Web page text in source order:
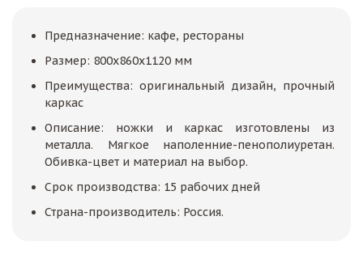
Предназначение: кафе, рестораны
Размер: 800х860х1120 мм
Преимущества: оригинальный дизайн, прочный
каркас
Описание: ножки и каркас изготовлены из
металла. Мягкое наполенние-пенополиуретан.
Обивка-цвет и материал на выбор.
Срок производства: 15 рабочих дней
Страна-производитель: Россия.